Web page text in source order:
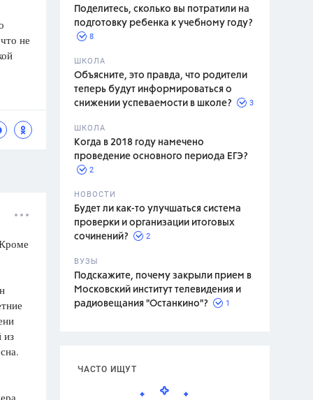
Поделитесь, сколько вы потратили на
подготовку ребенка к учебному году?
8
ШКОЛА
Объясните, это правда, что родители
теперь будут информироваться о
снижении успеваемости в школе?
3
ШКОЛА
Когда в 2018 году намечено
проведение основного периода ЕГЭ?
2
НОВОСТИ
Будет ли как-то улучшаться система
проверки и организации итоговых
сочинений?
2
ВУЗЫ
Подскажите, почему закрыли прием в
Московский институт телевидения и
радиовещания "Останкино"?
1
ЧАСТО ИЩУТ
не
из